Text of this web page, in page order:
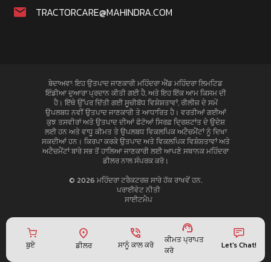
ਬੁਏ ਡੀਲਰ ਸਾਨੂੰ ਕਾਲ ਕਰੋ
ਕੀਮਤ ਪ੍ਰਾਪਤ
ਕਰੋ
Let's Chat!
TRACTORCARE@MAHINDRA.COM
ਬੇਦਾਅਵਾ: ਇਹ ਉਤਪਾਦ ਜਾਣਕਾਰੀ ਮਹਿੰਦਰਾ ਐਂਡ ਮਹਿੰਦਰਾ ਲਿਮਟਿਡ
ਇੰਡੀਆ ਦੁਆਰਾ ਪ੍ਰਦਾਨ ਕੀਤੀ ਗਈ ਹੈ, ਅਤੇ ਇਹ ਇੱਕ ਆਮ ਕਿਸਮ ਦੀ
ਹੈ। ਇੱਥੇ ਉੱਪਰ ਦਿੱਤੀ ਗਈ ਸੂਚੀਬੱਧ ਵਿਸ਼ੇਸ਼ਤਾਵਾਂ, ਰੀਲੀਜ਼ ਦੇ ਸਮੇਂ
ਉਪਲਬਧ ਨਵੀਂ ਉਤਪਾਦ ਜਾਣਕਾਰੀ ਤੇ ਆਧਾਰਿਤ ਹੈ। ਵਰਤੀਆਂ ਗਈਆਂ
ਕੁਝ ਤਸਵੀਰਾਂ ਅਤੇ ਉਤਪਾਦ ਦੀਆਂ ਫੋਟੋਆਂ ਸਿਰਫ਼ ਦ੍ਰਿਸ਼ਟਾਂਤ ਦੇ ਉਦੇਸ਼
ਲਈ ਹਨ ਅਤੇ ਵਾਧੂ ਕੀਮਤ ਤੇ ਉਪਲਬਧ ਵਿਕਲਪਿਕ ਅਟੈਚਮੈਂਟਾਂ ਨੂੰ ਦਿਖਾ
ਸਕਦੀਆਂ ਹਨ। ਕਿਰਪਾ ਕਰਕੇ ਉਤਪਾਦ ਅਤੇ ਵਿਕਲਪਿਕ ਵਿਸ਼ੇਸ਼ਤਾਵਾਂ ਅਤੇ
ਅਟੈਚਮੈਂਟਾਂ ਬਾਰੇ ਸਭ ਤੋਂ ਹਾਲਿਆ ਜਾਣਕਾਰੀ ਲਈ ਆਪਣੇ ਸਥਾਨਕ ਮਹਿੰਦਰਾ
ਡੀਲਰ ਨਾਲ ਸੰਪਰਕ ਕਰੋ।
© 2026 ਮਹਿੰਦਰਾ ਟਰੈਕਟਰਜ਼ ਸਾਰੇ ਹੱਕ ਰਾਖਵੇਂ ਹਨ.
ਪਰਾਈਵੇਟ ਨੀਤੀ
ਸਾਈਟਮੈਪ